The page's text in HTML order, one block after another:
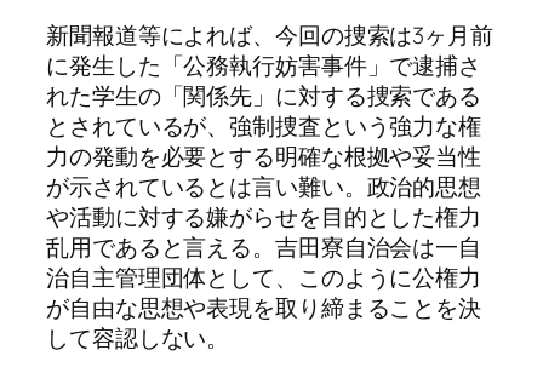
新聞報道等によれば、今回の捜索は3ヶ月前
に発生した「公務執行妨害事件」で逮捕さ
れた学生の「関係先」に対する捜索である
とされているが、強制捜査という強力な権
力の発動を必要とする明確な根拠や妥当性
が示されているとは言い難い。政治的思想
や活動に対する嫌がらせを目的とした権力
乱用であると言える。吉田寮自治会は一自
治自主管理団体として、このように公権力
が自由な思想や表現を取り締まることを決
して容認しない。